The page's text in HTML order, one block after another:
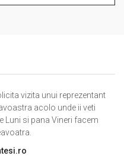
vizita unui reprezentant
acolo unde ii veti
Luni si pana Vineri facem